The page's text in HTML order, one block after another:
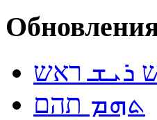
ܪܝܫ ראש
ܬܗܡ תהם